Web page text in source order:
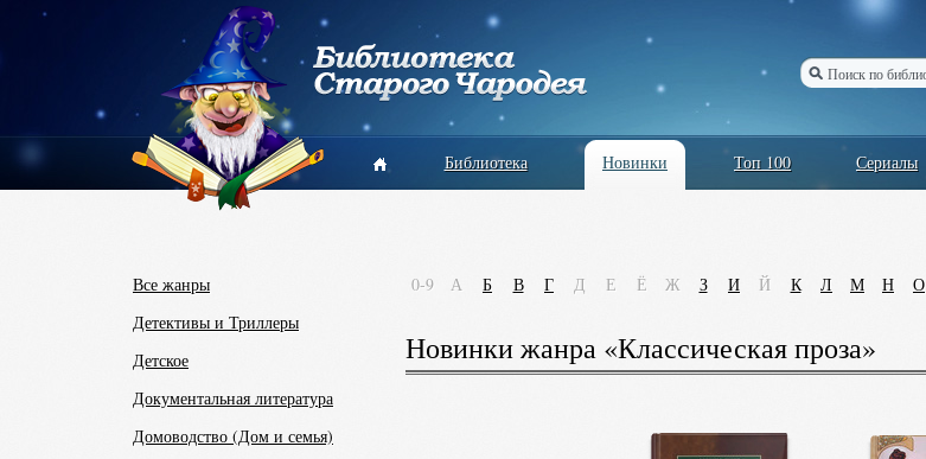
Библиотека Новинки Топ 100 Сериалы
Все жанры
Детективы и Триллеры
Детское
Документальная литература
Домоводство (Дом и семья)
0-9 А Б В Г Д Е Ё Ж З И Й К Л М Н О
Новинки жанра «Классическая проза»